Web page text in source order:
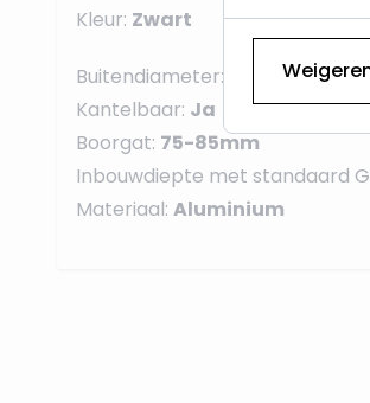
Kleur: Zwart
Buitendiameter:
93x93mm
Kantelbaar: Ja
Boorgat: 75-85mm
Inbouwdiepte met standaard
Materiaal: Aluminium